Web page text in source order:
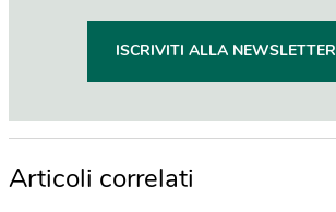
ISCRIVITI ALLA NEWSLETTER
Articoli correlati